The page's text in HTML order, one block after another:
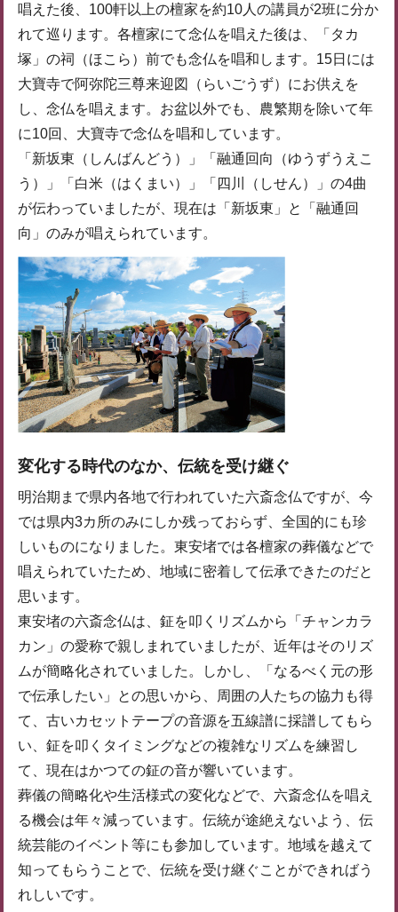
唱えた後、100軒以上の檀家を約10人の講員が2班に分か
れて巡ります。各檀家にて念仏を唱えた後は、「タカ
塚」の祠（ほこら）前でも念仏を唱和します。15日には
大寶寺で阿弥陀三尊来迎図（らいごうず）にお供えを
し、念仏を唱えます。お盆以外でも、農繁期を除いて年
に10回、大寶寺で念仏を唱和しています。
「新坂東（しんばんどう）」「融通回向（ゆうずうえこ
う）」「白米（はくまい）」「四川（しせん）」の4曲
が伝わっていましたが、現在は「新坂東」と「融通回
向」のみが唱えられています。
変化する時代のなか、伝統を受け継ぐ
明治期まで県内各地で行われていた六斎念仏ですが、今
では県内3カ所のみにしか残っておらず、全国的にも珍
しいものになりました。東安堵では各檀家の葬儀などで
唱えられていたため、地域に密着して伝承できたのだと
思います。
東安堵の六斎念仏は、鉦を叩くリズムから「チャンカラ
カン」の愛称で親しまれていましたが、近年はそのリズ
ムが簡略化されていました。しかし、「なるべく元の形
で伝承したい」との思いから、周囲の人たちの協力も得
て、古いカセットテープの音源を五線譜に採譜してもら
い、鉦を叩くタイミングなどの複雑なリズムを練習し
て、現在はかつての鉦の音が響いています。
葬儀の簡略化や生活様式の変化などで、六斎念仏を唱え
る機会は年々減っています。伝統が途絶えないよう、伝
統芸能のイベント等にも参加しています。地域を越えて
知ってもらうことで、伝統を受け継ぐことができればう
れしいです。